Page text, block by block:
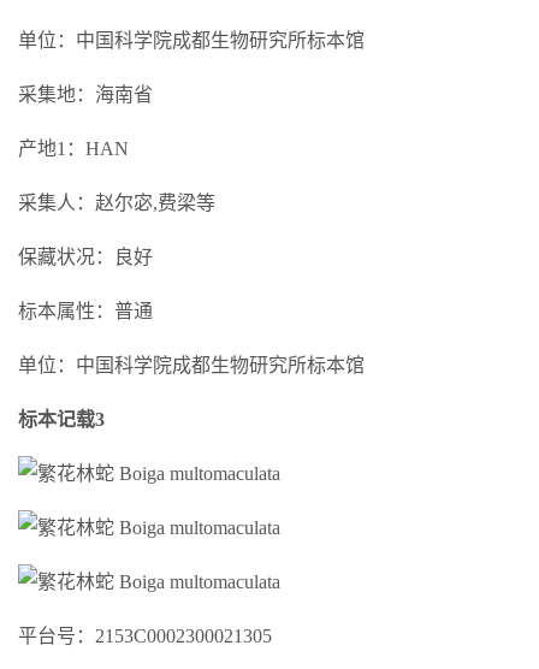
单位：中国科学院成都生物研究所标本馆
采集地：海南省
产地1：HAN
采集人：赵尔宓,费梁等
保藏状况：良好
标本属性：普通
单位：中国科学院成都生物研究所标本馆
标本记载3
平台号：2153C0002300021305